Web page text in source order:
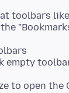
toolbars
empty
to open the